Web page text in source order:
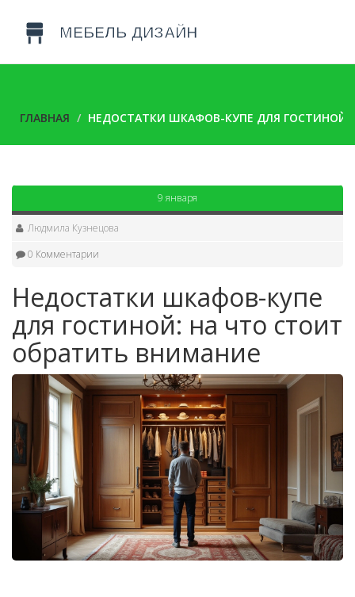
ГЛАВНАЯ НЕДОСТАТКИ ШКАФОВ-КУПЕ ДЛЯ
9 января
Людмила Кузнецова
0 Комментарии
Недостатки шкафов-купе
для гостиной: на что стоит
обратить внимание